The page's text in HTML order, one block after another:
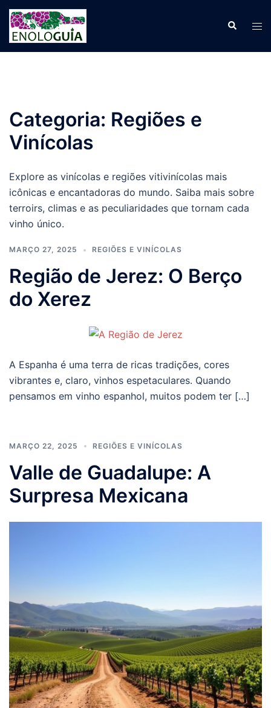
Pular
para
conteúdo
Search
Categoria: Regiões e
Vinícolas
Explore as vinícolas e regiões vitivinícolas mais
icônicas e encantadoras do mundo. Saiba mais sobre
terroirs, climas e as peculiaridades que tornam cada
vinho único.
MARÇO 27, 2025 REGIÕES E VINÍCOLAS
Região de Jerez: O Berço
do Xerez
A Espanha é uma terra de ricas tradições, cores
vibrantes e, claro, vinhos espetaculares. Quando
pensamos em vinho espanhol, muitos podem ter […]
MARÇO 22, 2025 REGIÕES E VINÍCOLAS
Valle de Guadalupe: A
Surpresa Mexicana